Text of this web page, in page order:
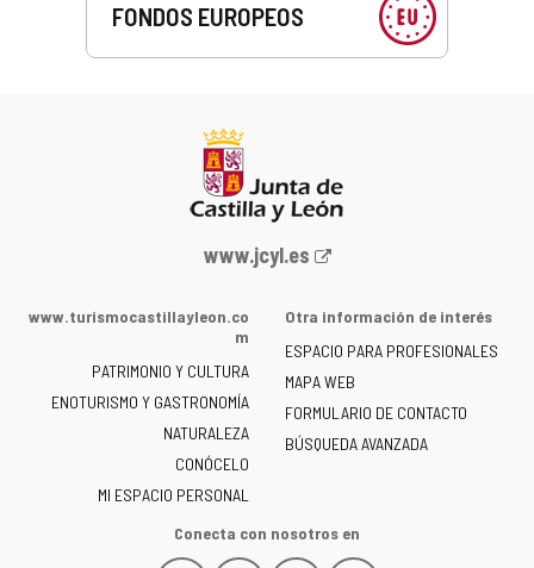
FONDOS EUROPEOS
Portal
la
de
Castilla
y
León
-
www.jcyl.es
www.turismocastillayleon.co
m
PATRIMONIO Y CULTURA
ENOTURISMO Y GASTRONOMÍA
NATURALEZA
CONÓCELO
MI ESPACIO PERSONAL
Otra información de interés
ESPACIO PARA PROFESIONALES
MAPA WEB
FORMULARIO DE CONTACTO
BÚSQUEDA AVANZADA
Conecta con nosotros en